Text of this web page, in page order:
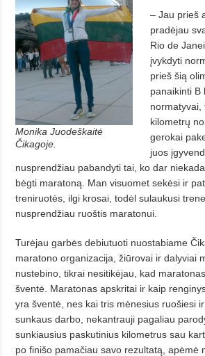
Monika Juodeškaitė
Čikagoje.
– Jau prieš
pradėjau
Rio de
įvykdyti
prieš šią
panaikinti B
normatyvai,
kilometrų
gerokai
juos
nusprendžiau pabandyti tai, ko dar
bėgti maratoną. Man visuomet sekėsi ir
treniruotės, ilgi krosai, todėl sulaukusi
nusprendžiau ruoštis maratonui.
Turėjau garbės debiutuoti nuostabiame
maratono organizacija, žiūrovai ir dalyviai
nustebino, tikrai nesitikėjau, kad
šventė. Maratonas apskritai ir kaip
yra šventė, nes kai tris mėnesius ruošiesi
sunkaus darbo, nekantrauji pagaliau
sunkiausius paskutinius kilometrus sau
po finišo pamačiau savo rezultatą, apėmė